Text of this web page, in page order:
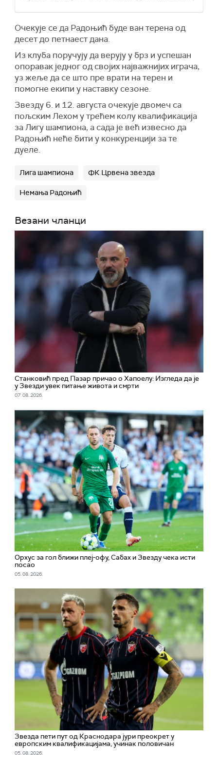
Очекује се да Радоњић буде ван терена од
десет до петнаест дана.
Из клуба поручују да верују у брз и успешан
опоравак једног од својих најважнијих играча,
уз жеље да се што пре врати на терен и
помогне екипи у наставку сезоне.
Звезду 6. и 12. августа очекује двомеч са
пољским Лехом у трећем колу квалификација
за Лигу шампиона, а сада је већ извесно да
Радоњић неће бити у конкуренцији за те
дуеле.
Лига шампиона ФК Црвена звезда
Немања Радоњић
Везани чланци
Станковић пред Пазар причао о Хапоелу: Изгледа да је
у Звезди увек питање живота и смрти
07. 08. 2026.
Орхус за гол ближи плеј-офу, Сабах и Звезду чека исти
посао
05. 08. 2026.
Звезда пети пут од Краснодара јури преокрет у
европским квалификацијама, учинак половичан
05. 08. 2026.